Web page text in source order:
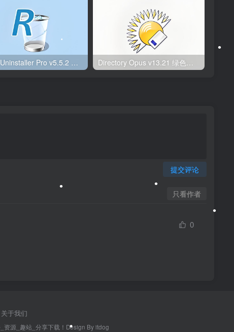
Revo Uninstaller Pro v5.5.2 便携版 – 卸载工具 Directory Opus v13.21 绿色版 – 文件管理器
提交评论
只看作者
0
关于我们
源_趣站_分享下载！Design By itdog